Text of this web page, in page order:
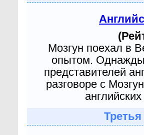
Мозгун поехал в
опытом. Однажды
представителей
разговоре с